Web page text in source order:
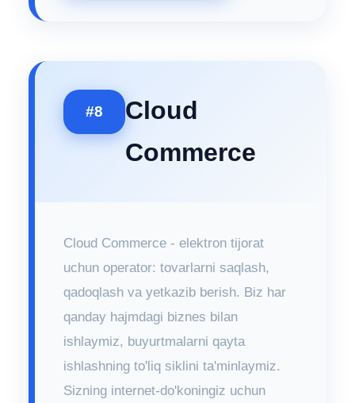
#8
Cloud
Commerce
Cloud Commerce - elektron tijorat
uchun operator: tovarlarni saqlash,
qadoqlash va yetkazib berish. Biz har
qanday hajmdagi biznes bilan
ishlaymiz, buyurtmalarni qayta
ishlashning to'liq siklini ta'minlaymiz.
Sizning internet-do'koningiz uchun